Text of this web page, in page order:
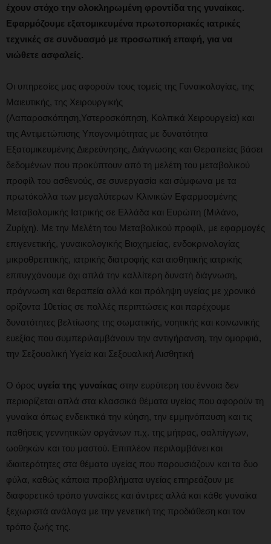
έχουν στόχο την ολοκληρωμένη φροντίδα της γυναίκας.
Εφαρμόζουμε εξατομικευμένα πρωτοποριακές ιατρικές
τεχνικές σε συνδυασμό με προσωπική επαφή, για να
νιώθετε ασφαλείς.
Οι υπηρεσίες μας αφορούν τους τομείς της Γυναικολογίας, της
Μαιευτικής, της Χειρουργικής
(Λαπαροσκόπηση,Υστεροσκόπηση, Κολπικά Χειρουργεία) και
της Αντιμετώπισης Υπογονιμότητας με δυνατότητα
Εξατομικευμένης Διερεύνησης, Διάγνωσης και Θεραπείας βάσει
δεδομένων που προκύπτουν από τη μελέτη του μεταβολικού
προφίλ του ασθενούς, σε συνεργασία και σύμφωνα με τα
πρωτόκολλα των μεγαλύτερων Κλινικών Εφαρμοσμένης
Μεταβολομικής Ιατρικής σε Ελλάδα και Ευρώπη (Μιλάνο,
Ζυρίχη). Με την Μελέτη του Μεταβολικού προφίλ, με εφαρμογές
επιγενετικής, γυναικολογικής Βιοχημείας, ενδοκρινολογίας
μικροθρεπτικής, ιατρικής διατροφής και αισθητικής ιατρικής
επιτυγχάνουμε όχι απλά την καλλίτερη δυνατή διάγνωση,
πρόγνωση και θεραπεία αλλά και πρόληψη υγείας με χρονικό
ορίζοντα 10ετίας σε πολλές περιπτώσεις και παρέχουμε
δυνατότητες βελτίωσης της σωματικής, νοητικής και κοινωνικής
ευεξίας που συμπεριλαμβάνουν την αντιγήρανση, την ομορφιά,
την Σεξουαλική Υγεία και Σεξουαλική Αισθητική
Ο όρος υγεία της γυναίκας στην ευρύτερη του έννοια δεν
περιορίζεται απλά στα κλασσικά θέματα υγείας που αφορούν τη
γυναίκα όπως ενδεικτικά την κύηση, την εμμηνόπαυση και τις
παθήσεις γεννητικών οργάνων π.χ. της μήτρας, σαλπίγγων,
ωοθηκών και του μαστού. Επιπλέον περιλαμβάνει και
ιδιαιτερότητες στα θέματα υγείας που παρουσιάζουν και τα δυο
φύλα, καθώς κάποια προβλήματα υγείας επηρεάζουν με
διαφορετικό τρόπο γυναίκες και άντρες αλλά και κάθε γυναίκα
ξεχωριστά ανάλογα με την γενετική της προδιάθεση και τον
τρόπο ζωής της.